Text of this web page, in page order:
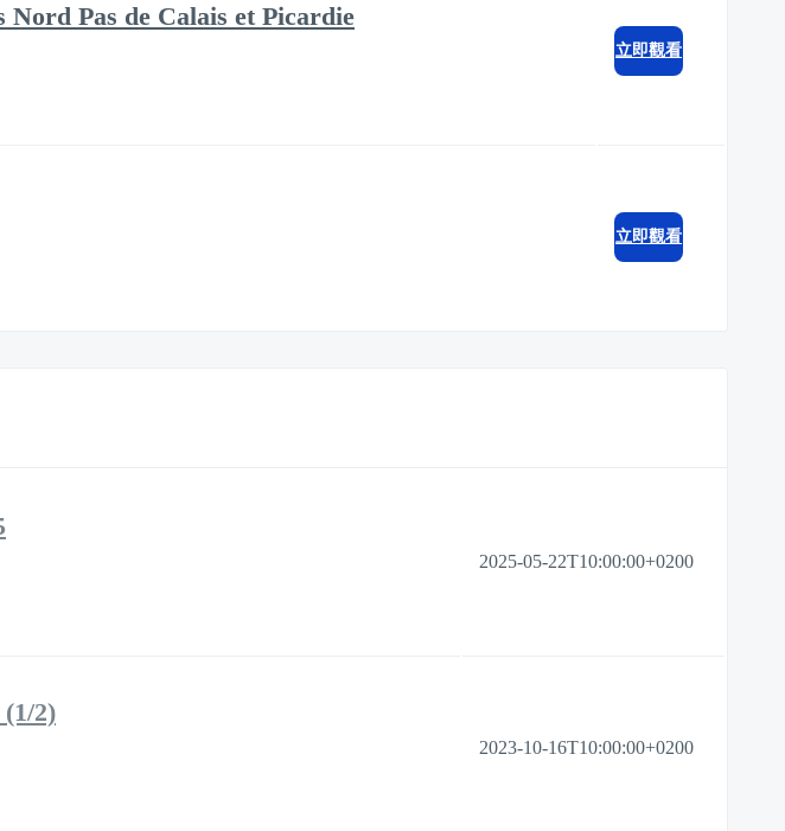
Nord Pas de Calais et Picardie
立即觀看
立即觀看
2025-05-22T10:00:00+0200
2)
2023-10-16T10:00:00+0200